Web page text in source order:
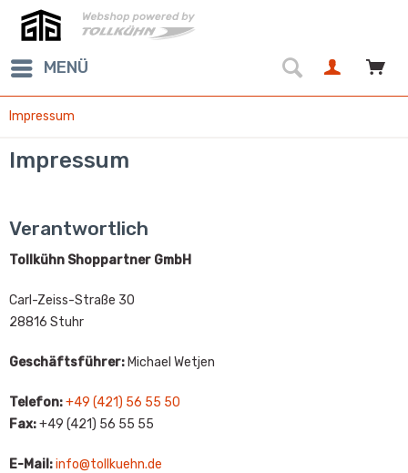
MENÜ
Impressum
Impressum
Verantwortlich
Tollkühn Shoppartner GmbH
Carl-Zeiss-Straße 30
28816 Stuhr
Geschäftsführer: Michael Wetjen
Telefon:+49 (421) 56 55 50
Fax:+49 (421) 56 55 55
E-Mail:info@tollkuehn.de